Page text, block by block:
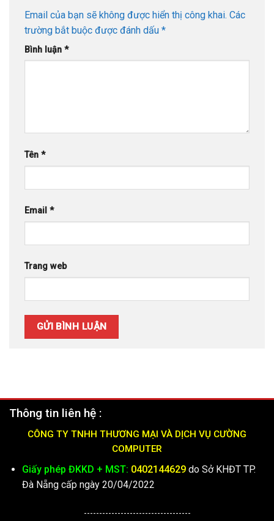
Email của bạn sẽ không được hiển thị công khai. Các
trường bắt buộc được đánh dấu *
Bình luận *
Tên *
Email *
Trang web
Thông tin liên hệ :
CÔNG TY TNHH THƯƠNG MẠI VÀ DỊCH VỤ CƯỜNG
COMPUTER
Giấy phép ĐKKD + MST: 0402144629do Sở KHĐT TP.
Đà Nẵng cấp ngày 20/04/2022
-----------------------------------